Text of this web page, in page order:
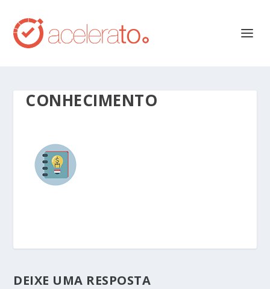
CONHECIMENTO
DEIXE UMA RESPOSTA